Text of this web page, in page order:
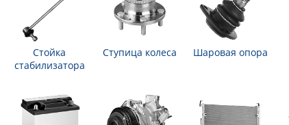
Стойка
стабилизатора
Ступица колеса Шаровая опора